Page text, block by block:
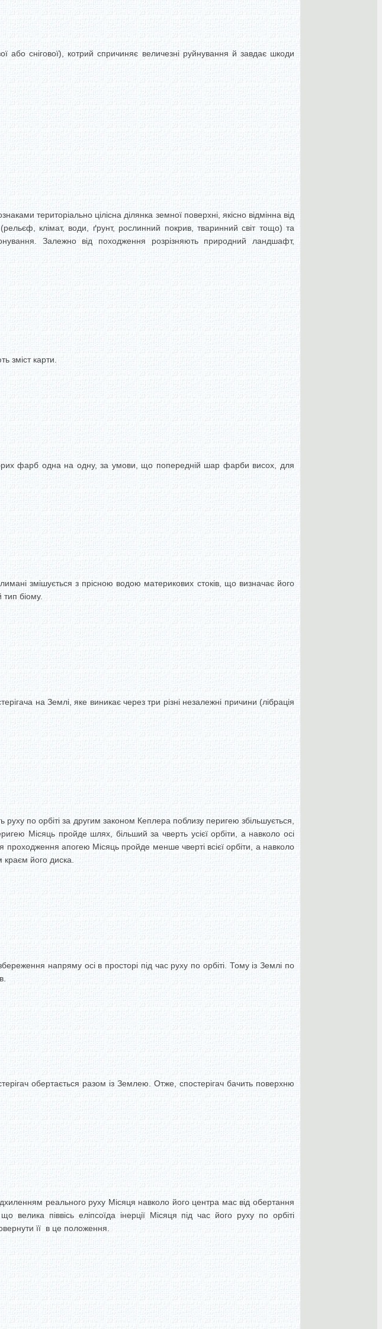
або снігової), котрий спричиняє величезні руйнування й завдає шкоди
територіально цілісна ділянка земної поверхні, якісно відмінна від
клімат, води, ґрунт, рослинний покрив, тваринний світ тощо) та
Залежно від походження розрізняють природний ландшафт,
зміст карти.
фарб одна на одну, за умови, що попередній шар фарби висох, для
змішується з прісною водою материкових стоків, що визначає його
біому.
на Землі, яке виникає через три різні незалежні причини (лібрація
по орбіті за другим законом Кеплера поблизу перигею збільшується,
Місяць пройде шлях, більший за чверть усієї орбіти, а навколо осі
проходження апогею Місяць пройде менше чверті всієї орбіти, а навколо
його диска.
напряму осі в просторі під час руху по орбіті. Тому із Землі по
обертається разом із Землею. Отже, спостерігач бачить поверхню
реального руху Місяця навколо його центра мас від обертання
піввісь еліпсоїда інерції Місяця під час його руху по орбіті
її в це положення.